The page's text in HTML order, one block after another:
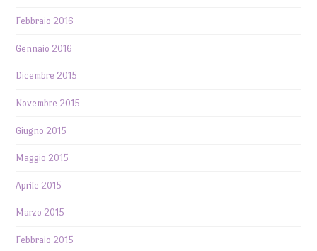
Febbraio 2016
Gennaio 2016
Dicembre 2015
Novembre 2015
Giugno 2015
Maggio 2015
Aprile 2015
Marzo 2015
Febbraio 2015